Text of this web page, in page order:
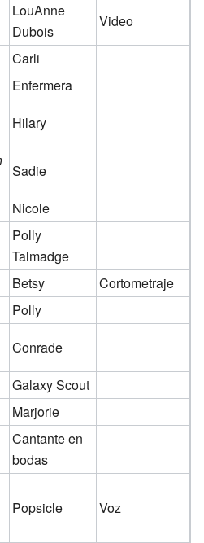
LouAnne
Dubois
Video
Carli
Enfermera
Hilary
Sadie
Nicole
Polly
Talmadge
Betsy
Cortometraje
Polly
Conrade
Galaxy Scout
Marjorie
Cantante en
bodas
Popsicle Voz